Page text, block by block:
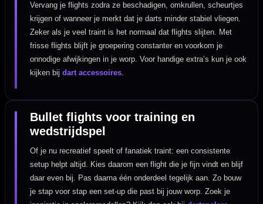
Vervang je flights zodra ze beschadigen, omkrullen, scheurtjes
krijgen of wanneer je merkt dat je darts minder stabiel vliegen.
Zeker als je veel traint is het normaal dat flights slijten. Met
frisse flights blijft je groepering constanter en voorkom je
onnodige afwijkingen in je worp. Voor handige extra’s kun je ook
kijken bijdart accessoires.
Bullet flights voor training en
wedstrijdspel
Of je nu recreatief speelt of fanatiek traint: een consistente
setup helpt altijd. Kies daarom een flight die je fijn vindt en blijf
daar even bij. Pas daarna één onderdeel tegelijk aan. Zo bouw
je stap voor stap een set-up die past bij jouw worp. Zoek je